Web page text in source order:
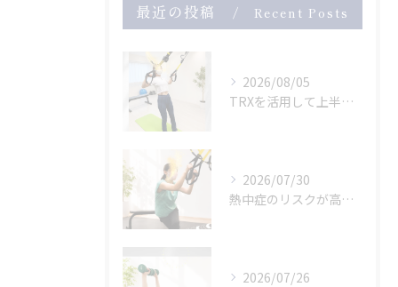
最近の投稿 Recent Posts
2026/08/05
TRXを活用して上半身のトレーニング
2026/07/30
熱中症のリスクが高まっている危険な暑さ。
2026/07/26